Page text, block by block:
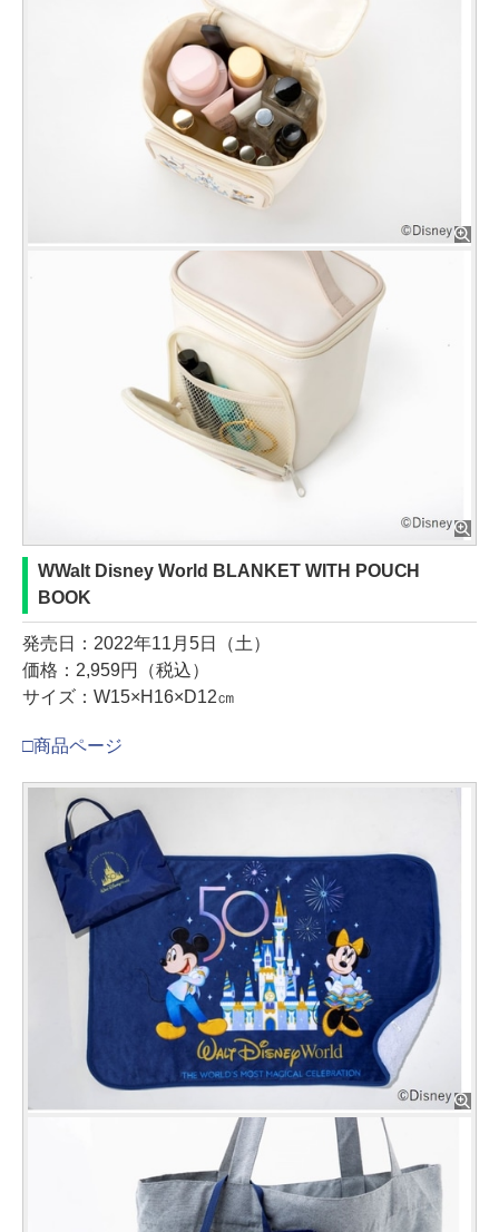
WWalt Disney World BLANKET WITH POUCH
BOOK
発売日：2022年11月5日（土）
価格：2,959円（税込）
サイズ：W15×H16×D12㎝
□商品ページ